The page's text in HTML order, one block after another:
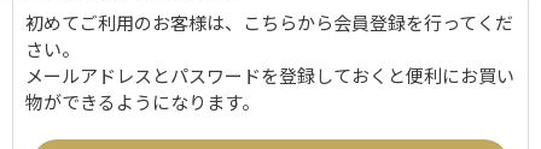
初めてご利用のお客様は、こちらから会員登録を行ってくだ
さい。
メールアドレスとパスワードを登録しておくと便利にお買い
物ができるようになります。